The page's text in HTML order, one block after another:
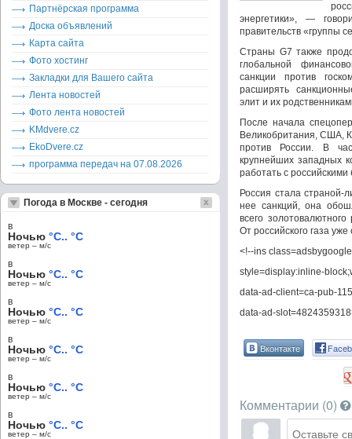
энергетики», —
правительств «группы
Страны G7 также
глобальной
санкции против
расширять
элит и их
После начала
Великобритания, США,
против России. В
крупнейших западных
работать с российскими
Россия стала страной-
нее санкций, она
всего
От российского газа
<!--ins class=adsbygoogle
style=display:inline-
data-ad-client=ca-pub-
data-ad-
Вконтакте
Комментарии (0)
Партнёрская программа
Доска объявлений
Карта сайта
Фото хостинг
Закладки для Вашего сайта
Лента новостей
Фото лента новостей
KMdvere.cz
EkoDvere.cz
программа передач на 07.08.2026
Погода в Москве - сегодня
в
Ночью °C.. °C
ветер – м/c
в
Ночью °C.. °C
ветер – м/c
в
Ночью °C.. °C
ветер – м/c
в
Ночью °C.. °C
ветер – м/c
в
Ночью °C.. °C
ветер – м/c
в
Ночью °C.. °C
ветер – м/c